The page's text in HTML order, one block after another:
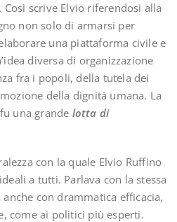
Così scrive Elvio riferendosi alla
non solo di armarsi per
una piattaforma civile e
diversa di organizzazione
fra i popoli, della tutela dei
della dignità umana. La
una grande lotta di
con la quale Elvio Ruffino
a tutti. Parlava con la stessa
con drammatica efficacia,
come ai politici più esperti.